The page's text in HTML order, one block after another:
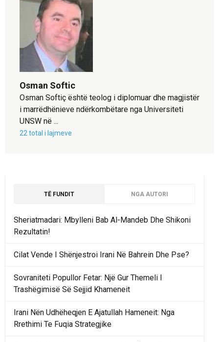
Osman Softic
Osman Softiç është teolog i diplomuar dhe magjistër
i marrëdhënieve ndërkombëtare nga Universiteti
UNSW në ...
22 total i lajmeve
TË FUNDIT NGA AUTORI
Sheriatmadari: Mbylleni Bab Al-Mandeb Dhe Shikoni
Rezultatin!
Cilat Vende I Shënjestroi Irani Në Bahrein Dhe Pse?
Sovraniteti Popullor Fetar: Një Gur Themeli I
Trashëgimisë Së Sejjid Khameneit
Irani Nën Udhëheqjen E Ajatullah Hameneit: Nga
Rrethimi Te Fuqia Strategjike